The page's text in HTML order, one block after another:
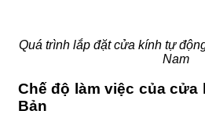
Quá trình lắp đặt cửa kính tự
Nam
Chế độ làm việc của
Bản